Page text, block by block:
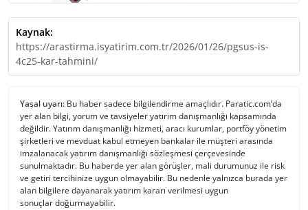
Kaynak:
https://arastirma.isyatirim.com.tr/2026/01/26/pgsus-is-
4c25-kar-tahmini/
Yasal uyarı: Bu haber sadece bilgilendirme amaçlıdır. Paratic.com’da
yer alan bilgi, yorum ve tavsiyeler yatırım danışmanlığı kapsamında
değildir. Yatırım danışmanlığı hizmeti, aracı kurumlar, portföy yönetim
şirketleri ve mevduat kabul etmeyen bankalar ile müşteri arasında
imzalanacak yatırım danışmanlığı sözleşmesi çerçevesinde
sunulmaktadır. Bu haberde yer alan görüşler, mali durumunuz ile risk
ve getiri tercihinize uygun olmayabilir. Bu nedenle yalnızca burada yer
alan bilgilere dayanarak yatırım kararı verilmesi uygun
sonuçlar doğurmayabilir.